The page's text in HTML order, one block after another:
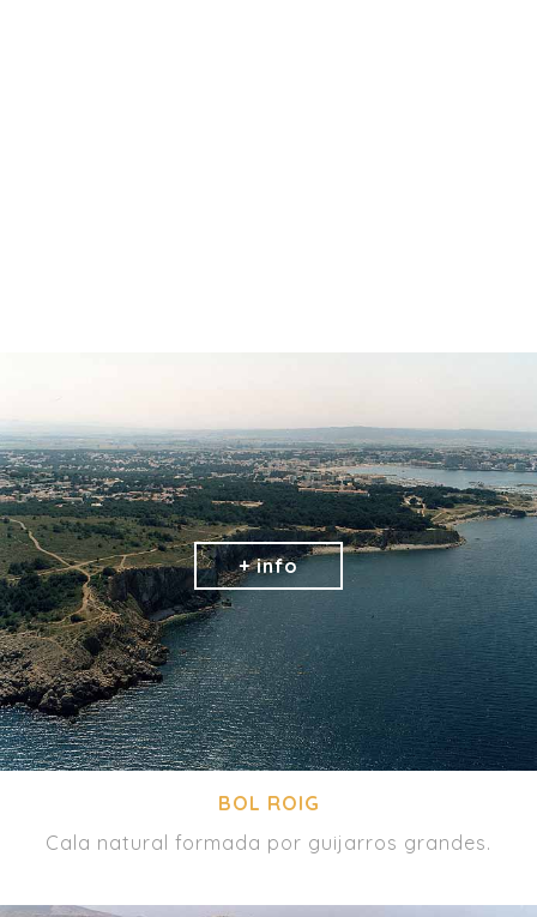
BOL ROIG
Cala natural formada por guijarros grandes.